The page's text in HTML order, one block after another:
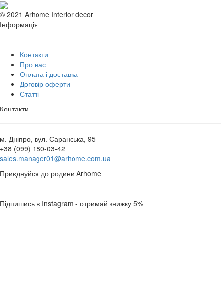
© 2021 Arhome Interior decor
Інформація
Контакти
Про нас
Оплата і доставка
Договір оферти
Статті
Контакти
м. Дніпро, вул. Саранська, 95
+38 (099) 180-03-42
sales.manager01@arhome.com.ua
Приєднуйся до родини Arhome
Підпишись в Instagram - отримай знижку 5%